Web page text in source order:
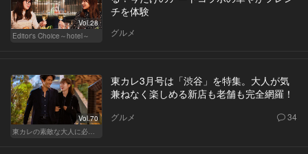
Vol.28
Editor's Choice～hotel～
チを体験
グルメ
Vol.70
東カレの素敵な大人に必要なこと
東カレ3月号は「渋谷」を特集。大人が気
兼ねなく楽しめる新店も老舗も完全網羅！
グルメ 34